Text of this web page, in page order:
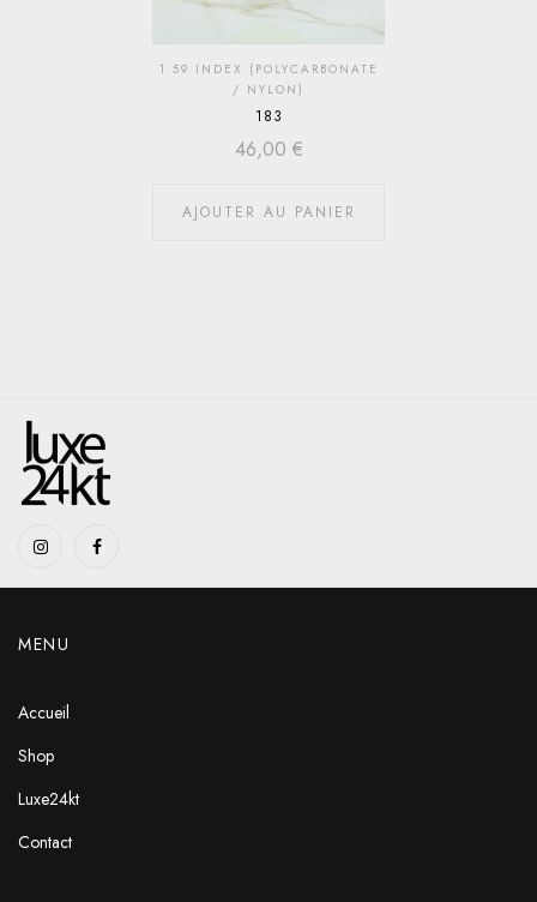
1.59 INDEX (POLYCARBONATE
/ NYLON)
183
46,00 €
AJOUTER AU PANIER
MENU
Accueil
Shop
Luxe24kt
Contact